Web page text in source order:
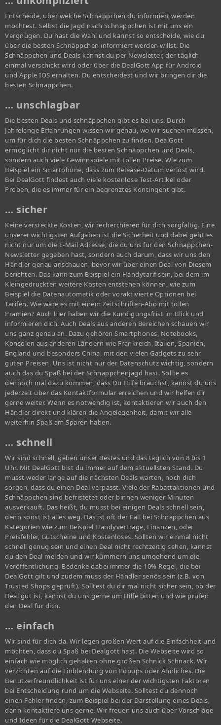
Entscheide, über welche Schnäppchen du informiert werden
möchtest. Selbst die Jagd nach Schnäppchen ist mit uns ein
Vergnügen. Du hast die Wahl und kannst so entscheide, wie du
über die besten Schnäppchen informiert werden willst. Die
Schnäppchen und Deals kannst du per Newsletter, der täglich
einmal verschickt wird oder über die DealGott App für Android
und Apple IOS erhalten. Du entscheidest und wir bringen dir die
besten Schnäppchen.
… unschlagbar
Die besten Deals und schnäppchen gibt es bei uns. Durch
Jahrelange Erfahrungen wissen wir genau, wo wir suchen müssen,
um für dich die besten Schnäppchen zu finden. DealGott
ermöglicht dir nicht nur die besten Schnäppchen und Deals,
sondern auch viele Gewinnspiele mit tollen Preise. Wie zum
Beispiel ein Smartphone, dass zum Release-Datum verlost wird.
Bei DealGott findest auch viele kostenlose Test-Artikel oder
Proben, die es immer für ein begrenztes Kontingent gibt.
… sicher
Keine versteckte Kosten, wir recherchieren für dich sorgfältig. Eine
unserer wichtigsten Aufgaben ist die Sicherheit und dabei geht es
nicht nur um die E-Mail Adresse, die du uns für den Schnäppchen-
Newsletter gegeben hast, sondern auch darum, dass wir uns den
Händler genau anschauen, bevor wir über einen Deal von Diesem
berichten. Das kann zum Beispiel ein Handytarif sein, bei dem im
Kleingedruckten weitere Kosten entstehen können, wie zum
Beispiel die Datenautomatik oder voraktivierte Optionen bei
Tarifen. Wie wäre es mit einem Zeitschriften-Abo mit tollen
Prämien? Auch hier haben wir die Kündigungsfrist im Blick und
informieren dich. Auch Deals aus anderen Bereichen schauen wir
uns ganz genau an. Dazu gehören Smartphones, Notebooks,
Konsolen aus anderen Ländern wie Frankreich, Italien, Spanien,
England und besonders China, mit den vielen Gadgets zu sehr
guten Preisen. Uns ist nicht nur der Datenschutz wichtig, sondern
auch das du Spaß bei der Schnäppchenjagd hast. Sollte es
dennoch mal dazu kommen, dass Du Hilfe brauchst, kannst du uns
jederzeit über das Kontaktformular erreichen und wir helfen dir
gerne weiter. Wenn es notwendig ist, kontaktieren wir auch den
Händler direkt und klären die Angelegenheit, damit wir alle
weiterhin Spaß am Sparen haben.
… schnell
Wir sind schnell, geben unser Bestes und das täglich von 8 bis 1
Uhr. Mit DealGott bist du immer auf dem aktuellsten Stand. Du
musst weder lange auf die nächsten Deals warten, noch dich
sorgen, dass du einen Deal verpasst. Viele der Rabattaktionen und
Schnäppchen sind befristetet oder binnen weniger Minuten
ausverkauft. Das heißt, du musst bei einigen Deals schnell sein,
denn sonst ist alles weg. Das ist oft der Fall bei Schnäppchen aus
Kategorien wie zum Beispiel Handyverträge, Finanzen, oder
Preisfehler, Gutscheine und Kostenloses. Sollten wir einmal nicht
schnell genug sein und einen Deal nicht rechtzeitig sehen, kannst
du den Deal melden und wir kümmern uns umgehend um die
Veröffentlichung. Bedenke dabei immer die 10% Regel, die bei
DealGott gilt und zudem muss der Händler seriös sein (z.B. von
Trusted Shops geprüft). Solltest du dir mal nicht sicher sein, ob der
Deal gut ist, kannst du uns gerne um Hilfe bitten und wie prüfen
den Deal für dich.
… einfach
Wir sind für dich da. Wir legen großen Wert auf die Einfachheit und
möchten, dass du Spaß bei Dealgott hast. Die Webseite wird so
einfach wie möglich gehalten ohne großen Schnick Schnack. Wir
verzichten auf die Einblendung von Popups oder Ähnliches. Die
Benutzerfreundlichkeit ist für uns einer der wichtigsten Faktoren
bei Entscheidung rund um die Webseite. Solltest du dennoch
einen Fehler finden, zum Beispiel bei der Darstellung eines Deals,
dann kontaktiere uns gerne. Wir freuen uns auch über Vorschläge
und Ideen für die DealGott Webseite.